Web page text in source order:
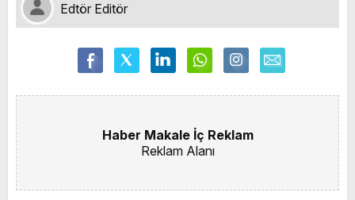
Edtör Editör
Haber Makale İç Reklam
Reklam Alanı